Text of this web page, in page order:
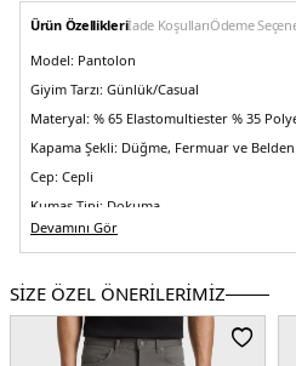
Ürün Özellikleriİade KoşullarıÖdeme
Model: Pantolon
Giyim Tarzı: Günlük/Casual
Materyal: % 65 Elastomultiester % 35
Kapama Şekli: Düğme, Fermuar ve Belden
Cep: Cepli
Kumaş Tipi: Dokuma
Bel:Normal Bel
Paça Tipi:
Daralan Paça
Kalıp Bilgisi:Tapered Fit
Yaş Grubu:Yetişkin
Devamını Gör
SİZE ÖZEL ÖNERİLERİMİZ